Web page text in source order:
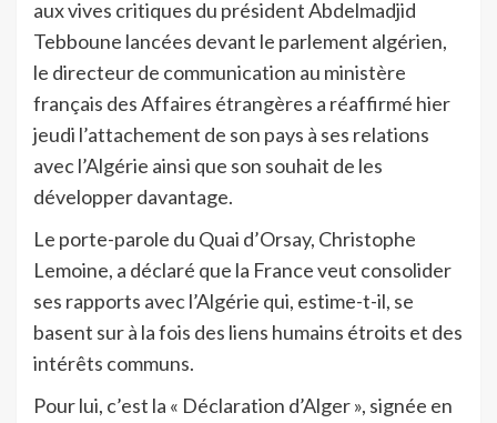
aux vives critiques du président Abdelmadjid
Tebboune lancées devant le parlement algérien,
le directeur de communication au ministère
français des Affaires étrangères a réaffirmé hier
jeudi l’attachement de son pays à ses relations
avec l’Algérie ainsi que son souhait de les
développer davantage.
Le porte-parole du Quai d’Orsay, Christophe
Lemoine, a déclaré que la France veut consolider
ses rapports avec l’Algérie qui, estime-t-il, se
basent sur à la fois des liens humains étroits et des
intérêts communs.
Pour lui, c’est la « Déclaration d’Alger », signée en